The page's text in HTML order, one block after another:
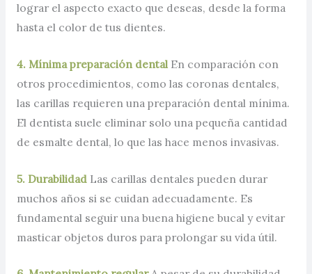
lograr el aspecto exacto que deseas, desde la forma
hasta el color de tus dientes.
4. Mínima preparación dental En comparación con
otros procedimientos, como las coronas dentales,
las carillas requieren una preparación dental mínima.
El dentista suele eliminar solo una pequeña cantidad
de esmalte dental, lo que las hace menos invasivas.
5. Durabilidad Las carillas dentales pueden durar
muchos años si se cuidan adecuadamente. Es
fundamental seguir una buena higiene bucal y evitar
masticar objetos duros para prolongar su vida útil.